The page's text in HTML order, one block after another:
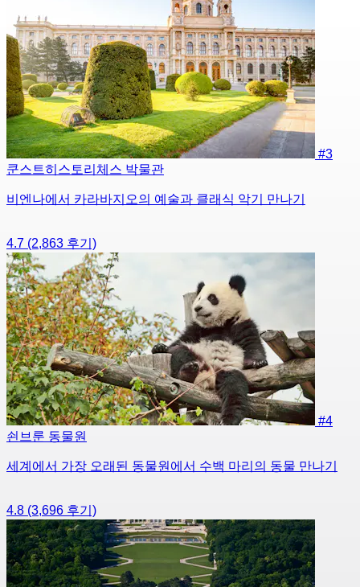
#3
쿤스트히스토리체스 박물관
비엔나에서 카라바지오의 예술과 클래식 악기 만나기
4.7 (2,863 후기)
#4
쇤브룬 동물원
세계에서 가장 오래된 동물원에서 수백 마리의 동물 만나기
4.8 (3,696 후기)